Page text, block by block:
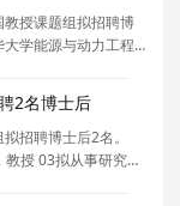
授课题组拟招聘博
学能源与动力工程
源交叉学科为核
2名博士后
招聘博士后2名。
授 03拟从事研究内
重大专项研究项